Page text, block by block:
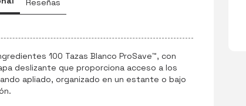
Reseñas
100 Tazas Blanco ProSave™, con
deslizante que proporciona acceso a los
apliado, organizado en un estante o bajo